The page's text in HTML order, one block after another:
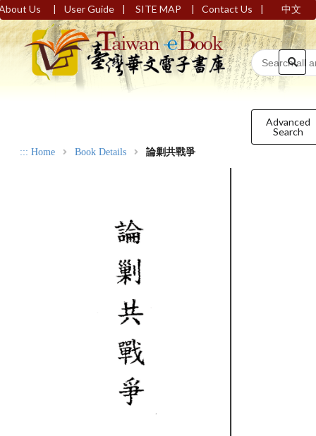
Us | User Guide | SITE MAP | Contact Us | 中文
Advanced
Search
::: Home Book Details 論剿共戰爭